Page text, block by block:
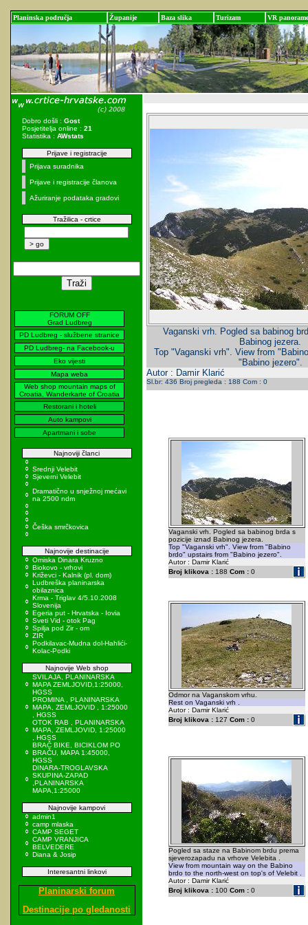
Planinska područja Županije Baza slika Turizam VR panorame
Dobro došli : Gost
Posjetitelja online : 21
Statistika : AWstats
Prijave i registracije
Prijava suradnika
Prijave i registracije članova
Ažuriranje podataka gradovi
Tražilica - crtice
FORUM OFF
Grad Ludbreg
PD Ludbreg - službene stranice
PD Ludbreg- na Facebook-u
Eko vijesti
Mapa weba
Web shop mountain maps of
Croatia, Wanderkarte of Croatia
Restorani i hoteli
Auto kampovi
Apartmani i sobe
Najnoviji članci
Srednji Velebit
Sjeverni Velebit
Dramatično u snježnoj mećavi
na 2500 ndm
Češka smrčkovica
Najnovije destinacije
Omiska Dinara Kruzno
Biokovo - vrhovi
Križevci - Kalnik (pl. dom)
Ludbreška planinarska
obilaznica
Krma - Triglav 4/5.10.2008
Slovenija
Egeria put - Hrvatska - Iovia
Sveti Vid - otok Pag
Spilja pod Zir - om
ZIR
Podkilavac-Mudna dol-Hahlići-
Kolac-Podki
Najnovije Web shop
SVILAJA, PLANINARSKA
MAPA ZEMLJOVID,1:25000,
HGSS
PROMINA , PLANINARSKA
MAPA, ZEMLJOVID , 1:25000
, HGSS
OTOK RAB , PLANINARSKA
MAPA, ZEMLJOVID, 1:25000
, HGSS
BRAČ BIKE, BICIKLOM PO
BRAČU, MAPA 1:45000,
HGSS
DINARA-TROGLAVSKA
SKUPINA-ZAPAD
,PLANINARSKA
MAPA,1:25000
Najnovije kampovi
admin1
camp mlaska
CAMP SEGET
CAMP VRANJICA
BELVEDERE
Diana & Josip
Interesantni linkovi
Planinarski forum
Destinacije po gledanosti
Vaganski vrh. Pogled sa babinog
Babinog jezera.
Top "Vaganski vrh". View from
"Babino jezero".
Autor : Damir Klarić
Sl.br: 436 Broj pregleda : 188 Com : 0
Vaganski vrh. Pogled sa babinog brda s
pozicije iznad Babinog jezera.
Top "Vaganski vrh". View from "Babino
brdo" upstairs from "Babino jezero".
Autor : Damir Klarić
Broj klikova :188 Com :0
Odmor na Vaganskom vrhu.
Rest on Vaganski vrh .
Autor : Damir Klarić
Broj klikova :127 Com :0
Pogled sa staze na Babinom brdu prema
sjeverozapadu na vrhove Velebita .
View from mountain way on the Babino
brdo to the north-west on top's of Velebit .
Autor : Damir Klarić
Broj klikova :100 Com :0